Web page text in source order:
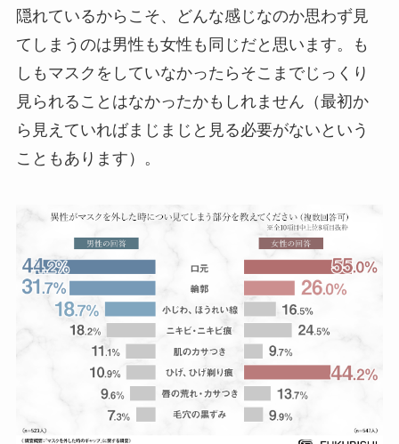
隠れているからこそ、どんな感じなのか思わず見
てしまうのは男性も女性も同じだと思います。も
しもマスクをしていなかったらそこまでじっくり
見られることはなかったかもしれません（最初か
ら見えていればまじまじと見る必要がないという
こともあります）。